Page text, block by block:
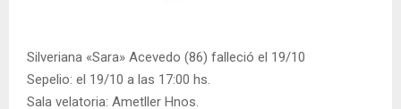
Silveriana «Sara» Acevedo (86) falleció el 19/10
Sepelio: el 19/10 a las 17:00 hs.
Sala velatoria: Ametller Hnos.